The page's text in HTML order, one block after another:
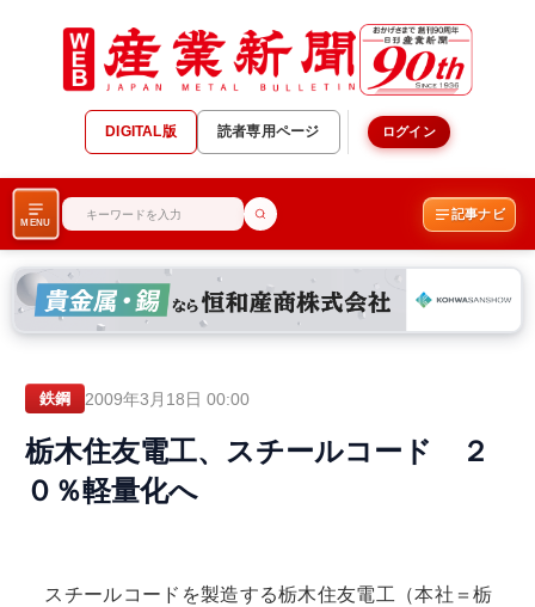
DIGITAL版 読者専用ページ ログイン
MENU
記事ナビ
鉄鋼 2009年3月18日 00:00
栃木住友電工、スチールコード ２
０％軽量化へ
スチールコードを製造する栃木住友電工（本社＝栃